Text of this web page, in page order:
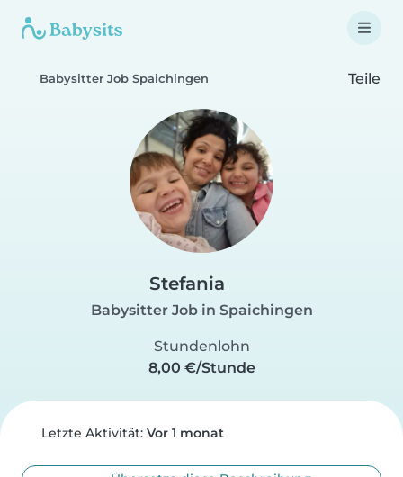
Babysitter Job Spaichingen Teile
Stefania
Babysitter Job in Spaichingen
Stundenlohn
8,00 €/Stunde
Letzte Aktivität: Vor 1 monat